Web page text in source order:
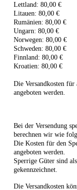
Lettland: 80,00 €
Litauen: 80,00 €
Rumänien: 80,00 €
Ungarn: 80,00 €
Norwegen: 80,00 €
Schweden: 80,00 €
Finnland: 80,00 €
Kroatien: 80,00 €
Die Versandkosten
angeboten werden.
Bei der Versendung
berechnen wir wie
Die Kosten für den
angeboten werden.
Sperrige Güter sind
gekennzeichnet.
Die Versandkosten